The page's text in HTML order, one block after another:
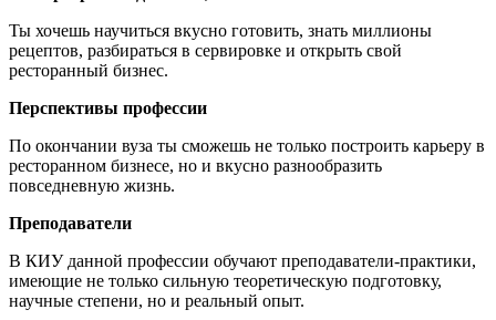
Ты хочешь научиться вкусно готовить, знать миллионы
рецептов, разбираться в сервировке и открыть свой
ресторанный бизнес.
Перспективы профессии
По окончании вуза ты сможешь не только построить карьеру в
ресторанном бизнесе, но и вкусно разнообразить
повседневную жизнь.
Преподаватели
В КИУ данной профессии обучают преподаватели-практики,
имеющие не только сильную теоретическую подготовку,
научные степени, но и реальный опыт.